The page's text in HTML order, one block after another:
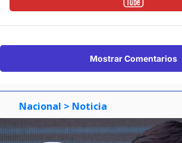
Mostrar Comentarios
Nacional > Noticia